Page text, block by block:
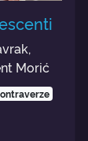
Morić